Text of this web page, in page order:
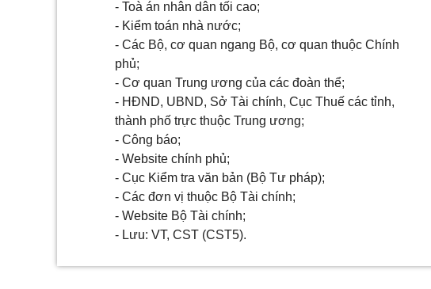
- Toà án nhân dân tối cao;
- Kiểm toán nhà nước;
- Các Bộ, cơ quan ngang Bộ, cơ quan thuộc Chính
phủ;
- Cơ quan Trung ương của các đoàn thể;
- HĐND, UBND, Sở Tài chính, Cục Thuế các tỉnh,
thành phố trực thuộc Trung ương;
- Công báo;
- Website chính phủ;
- Cục Kiểm tra văn bản (Bộ Tư pháp);
- Các đơn vị thuộc Bộ Tài chính;
- Website Bộ Tài chính;
- Lưu: VT, CST (CST5).